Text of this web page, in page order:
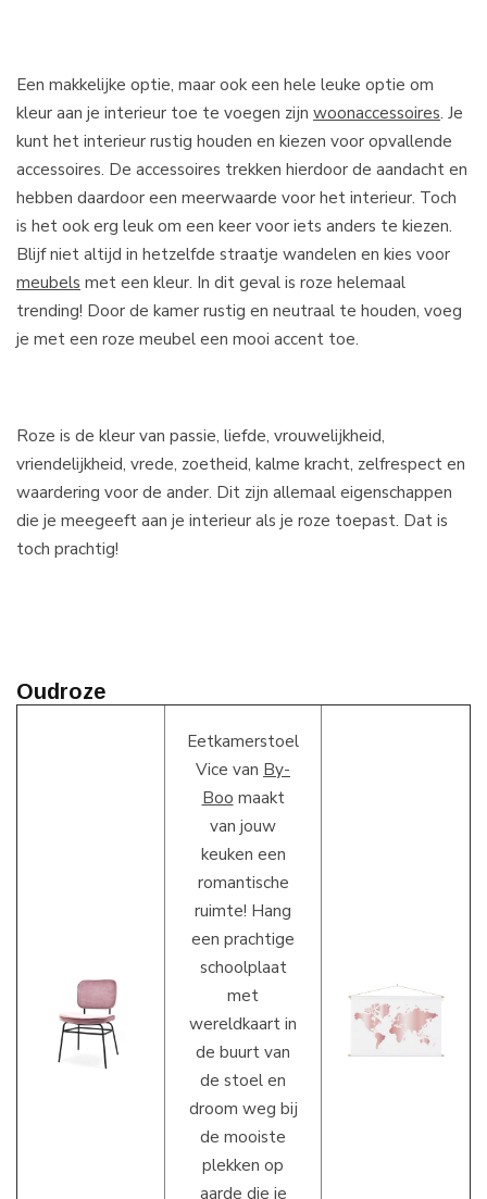
Een makkelijke optie, maar ook een hele leuke optie om
kleur aan je interieur toe te voegen zijn woonaccessoires. Je
kunt het interieur rustig houden en kiezen voor opvallende
accessoires. De accessoires trekken hierdoor de aandacht en
hebben daardoor een meerwaarde voor het interieur. Toch
is het ook erg leuk om een keer voor iets anders te kiezen.
Blijf niet altijd in hetzelfde straatje wandelen en kies voor
meubels met een kleur. In dit geval is roze helemaal
trending! Door de kamer rustig en neutraal te houden, voeg
je met een roze meubel een mooi accent toe.
Roze is de kleur van passie, liefde, vrouwelijkheid,
vriendelijkheid, vrede, zoetheid, kalme kracht, zelfrespect en
waardering voor de ander. Dit zijn allemaal eigenschappen
die je meegeeft aan je interieur als je roze toepast. Dat is
toch prachtig!
Oudroze
Eetkamerstoel
Vice van By-
Boo maakt
van jouw
keuken een
romantische
ruimte! Hang
een prachtige
schoolplaat
met
wereldkaart in
de buurt van
de stoel en
droom weg bij
de mooiste
plekken op
aarde die je